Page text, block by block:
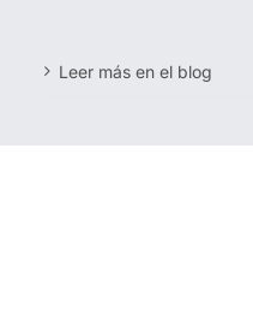
Leer más en el blog